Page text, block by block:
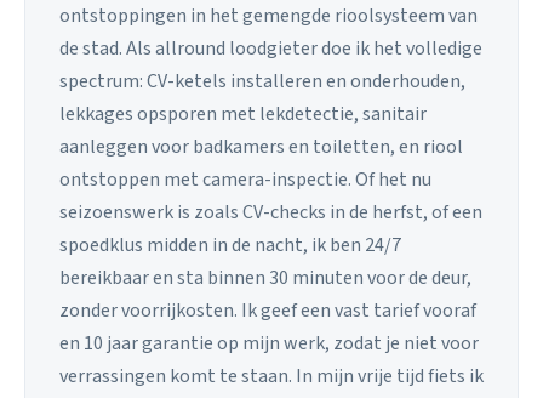
ontstoppingen in het gemengde rioolsysteem van
de stad. Als allround loodgieter doe ik het volledige
spectrum: CV-ketels installeren en onderhouden,
lekkages opsporen met lekdetectie, sanitair
aanleggen voor badkamers en toiletten, en riool
ontstoppen met camera-inspectie. Of het nu
seizoenswerk is zoals CV-checks in de herfst, of een
spoedklus midden in de nacht, ik ben 24/7
bereikbaar en sta binnen 30 minuten voor de deur,
zonder voorrijkosten. Ik geef een vast tarief vooraf
en 10 jaar garantie op mijn werk, zodat je niet voor
verrassingen komt te staan. In mijn vrije tijd fiets ik